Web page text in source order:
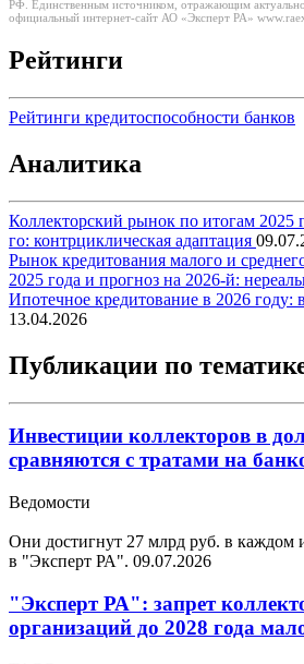
РФ. Единственным источником, отражающим
официальный интернет-сайт АО «Эксперт РА»
Рейтинги
Рейтинги кредитоспособности банков
Аналитика
Коллекторский рынок по итогам 2025
го: контрциклическая адаптация
Рынок кредитования малого и
2025 года и прогноз на 2026-й:
Ипотечное кредитование в 2026 году:
13.04.2026
Публикации по
Инвестиции коллекторов в
сравняются с тратами на
Ведомости
Они достигнут 27 млрд руб. в каждом
в "Эксперт РА". 09.07.2026
"Эксперт РА": запрет
организаций до 2028 года